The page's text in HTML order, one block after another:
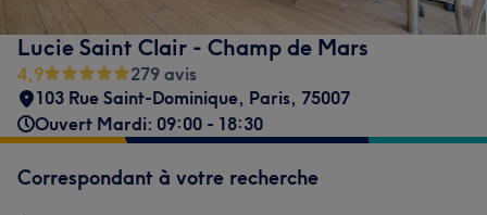
Lucie Saint Clair - Champ de Mars
4,9
279 avis
103 Rue Saint-Dominique, Paris, 75007
Ouvert Mardi: 09:00 - 18:30
Correspondant à votre recherche